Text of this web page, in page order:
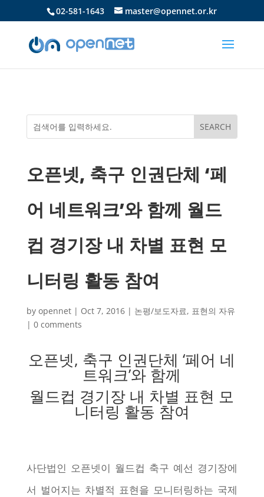
02-581-1643 master@opennet.or.kr
오픈넷, 축구 인권단체 ‘페
어 네트워크’와 함께 월드
컵 경기장 내 차별 표현 모
니터링 활동 참여
by opennet| Oct 7, 2016| 논평/보도자료, 표현의 자유
| 0 comments
오픈넷, 축구 인권단체 ‘페어 네
트워크’와 함께
월드컵 경기장 내 차별 표현 모
니터링 활동 참여
사단법인 오픈넷이 월드컵 축구 예선 경기장에
서 벌어지는 차별적 표현을 모니터링하는 국제